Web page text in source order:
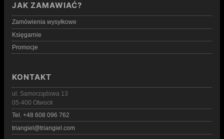
JAK ZAMAWIAĆ?
Zamówienia wysyłkowe
Księgarnie
Promocje
KONTAKT
ul. Samorządowa 13
05-400 Otwock
Tel. +48 608 096 762
triangiel@triangiel.com